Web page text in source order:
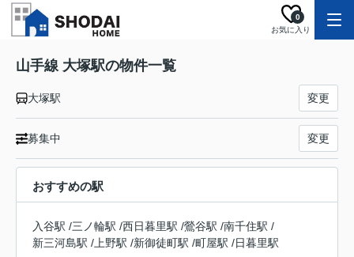
お気に入り
0
山手線 大塚駅の物件一覧
大塚駅 変更
募集中 変更
おすすめの駅
入谷駅 /三ノ輪駅 /西日暮里駅 /鶯谷駅 /南千住駅 /
新三河島駅 / 上野駅 /新御徒町駅 /町屋駅 /日暮里駅